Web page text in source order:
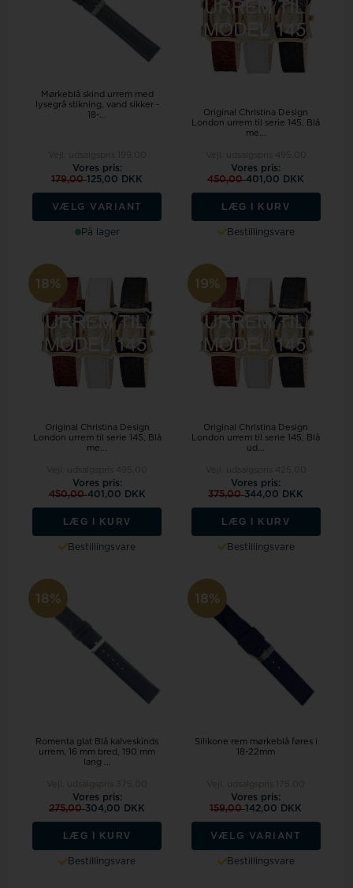
Mørkeblå skind urrem med
lysegrå stikning, vand sikker -
18-...
Vores pris:
179,00125,00 DKK
VÆLG VARIANT
På lager
Original Christina Design
London urrem til serie 145, Blå
me...
Vores pris:
450,00401,00 DKK
LÆG I KURV
Bestillingsvare
18%
Original Christina Design
London urrem til serie 145, Blå
me...
Vores pris:
450,00401,00 DKK
LÆG I KURV
Bestillingsvare
19%
Original Christina Design
London urrem til serie 145, Blå
ud...
Vores pris:
375,00344,00 DKK
LÆG I KURV
Bestillingsvare
18%
Romenta glat Blå kalveskinds
urrem, 16 mm bred, 190 mm
lang ...
Vores pris:
275,00304,00 DKK
LÆG I KURV
Bestillingsvare
18%
Silikone rem mørkeblå føres i
18-22mm
Vores pris:
159,00142,00 DKK
VÆLG VARIANT
Bestillingsvare